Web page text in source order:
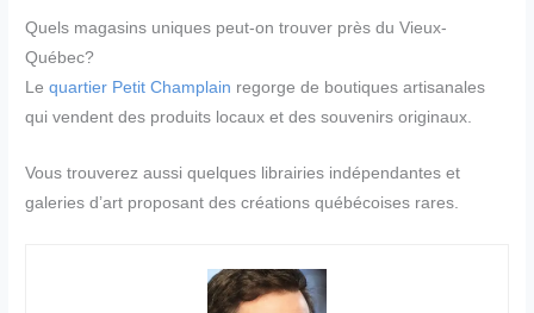
Quels magasins uniques peut-on trouver près du Vieux-
Québec?
Lequartier Petit Champlain regorge de boutiques artisanales
qui vendent des produits locaux et des souvenirs originaux.
Vous trouverez aussi quelques librairies indépendantes et
galeries d’art proposant des créations québécoises rares.